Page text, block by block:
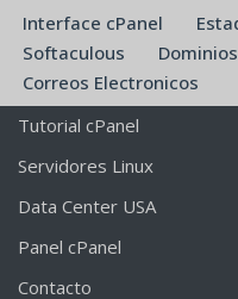
Interface cPanel
Softaculous
Dominios
Correos Electronicos
Tutorial cPanel
Servidores Linux
Data Center USA
Panel cPanel
Contacto